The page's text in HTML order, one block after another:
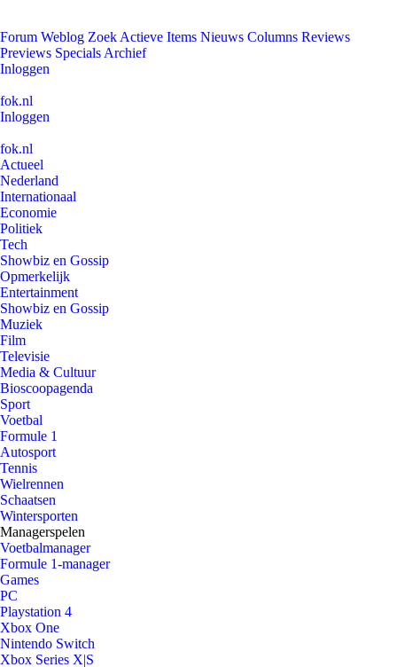
Forum Weblog Zoek Actieve Items Nieuws Columns Reviews
Previews Specials Archief
Inloggen
fok.nl
Inloggen
fok.nl
Actueel
Nederland
Internationaal
Economie
Politiek
Tech
Showbiz en Gossip
Opmerkelijk
Entertainment
Showbiz en Gossip
Muziek
Film
Televisie
Media & Cultuur
Bioscoopagenda
Sport
Voetbal
Formule 1
Autosport
Tennis
Wielrennen
Schaatsen
Wintersporten
Managerspelen
Voetbalmanager
Formule 1-manager
Games
PC
Playstation 4
Xbox One
Nintendo Switch
Xbox Series X|S